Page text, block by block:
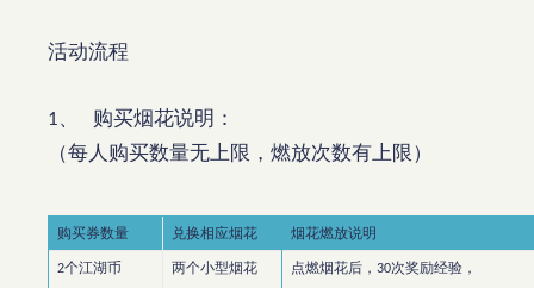
活动流程
1、
购买烟花说明：
（每人购买数量无上限，燃放次数有上限）
购买券数量 兑换相应烟花 烟花燃放说明
2个江湖币
两个小型烟花
点燃烟花后，30次奖励经验，